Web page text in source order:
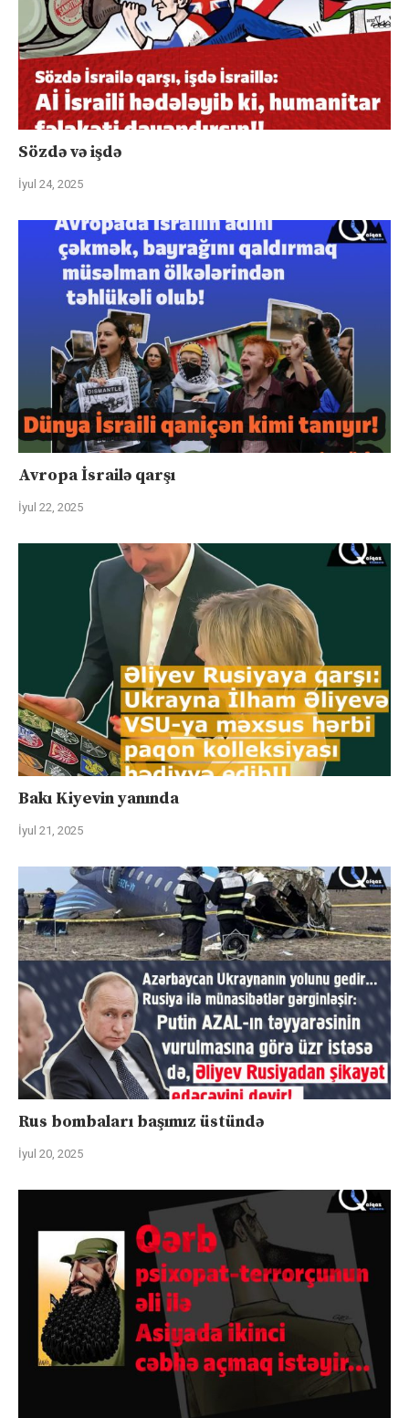
Sözdə və işdə
İyul 24, 2025
Avropa İsrailə qarşı
İyul 22, 2025
Bakı Kiyevin yanında
İyul 21, 2025
Rus bombaları başımız üstündə
İyul 20, 2025